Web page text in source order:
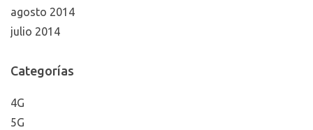
agosto 2014
julio 2014
Categorías
4G
5G